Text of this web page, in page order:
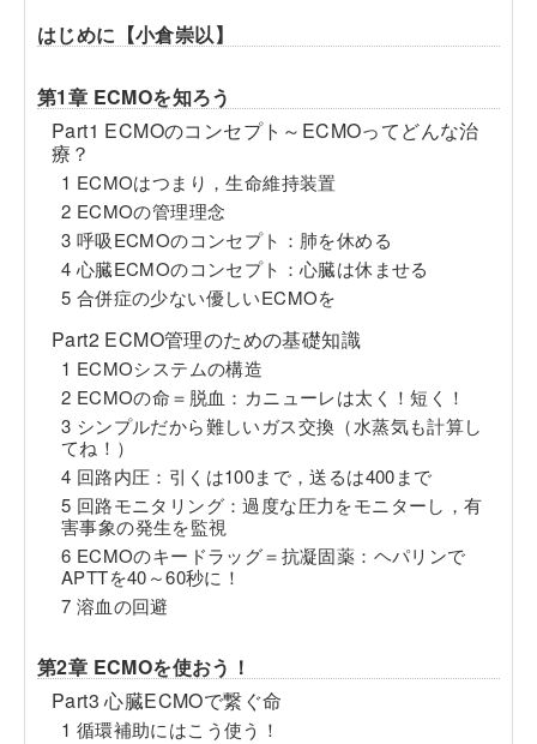
はじめに【小倉崇以】
第1章 ECMOを知ろう
Part1 ECMOのコンセプト～ECMOってどんな治
療？
1 ECMOはつまり，生命維持装置
2 ECMOの管理理念
3 呼吸ECMOのコンセプト：肺を休める
4 心臓ECMOのコンセプト：心臓は休ませる
5 合併症の少ない優しいECMOを
Part2 ECMO管理のための基礎知識
1 ECMOシステムの構造
2 ECMOの命＝脱血：カニューレは太く！短く！
3 シンプルだから難しいガス交換（水蒸気も計算し
てね！）
4 回路内圧：引くは100まで，送るは400まで
5 回路モニタリング：過度な圧力をモニターし，有
害事象の発生を監視
6 ECMOのキードラッグ＝抗凝固薬：ヘパリンで
APTTを40～60秒に！
7 溶血の回避
第2章 ECMOを使おう！
Part3 心臓ECMOで繋ぐ命
1 循環補助にはこう使う！